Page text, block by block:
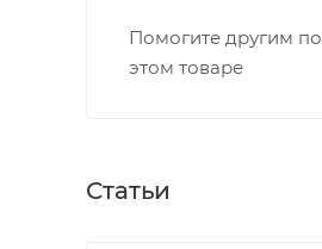
Помогите другим
этом товаре
Статьи